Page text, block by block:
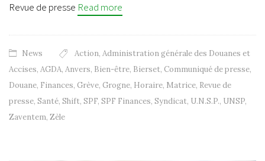
Revue de presse Read more
News Action, Administration générale des Douanes et
Accises, AGDA, Anvers, Bien-être, Bierset, Communiqué de presse,
Douane, Finances, Grève, Grogne, Horaire, Matrice, Revue de
presse, Santé, Shift, SPF, SPF Finances, Syndicat, U.N.S.P., UNSP,
Zaventem, Zèle